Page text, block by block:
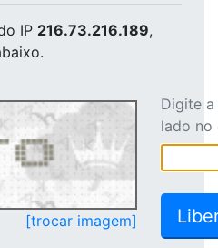
IP 216.73.216.189,
[trocar imagem]
Digite
lado no